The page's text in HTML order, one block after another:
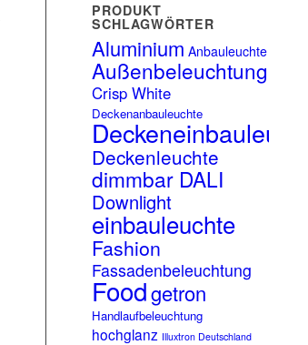
PRODUKT
SCHLAGWÖRTER
Aluminium Anbauleuchte
Außenbeleuchtung
Crisp White
Deckenanbauleuchte
Deckeneinbauleuchte
Deckenleuchte
dimmbar DALI
Downlight
einbauleuchte
Fashion
Fassadenbeleuchtung
Foodgetron
Handlaufbeleuchtung
hochglanz Illuxtron Deutschland